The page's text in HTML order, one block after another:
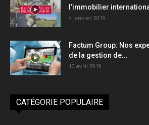
l’immobilier
4 janvier 2019
Factum Group: Nos
de la gestion de...
10 avril 2019
CATÉGORIE POPULAIRE